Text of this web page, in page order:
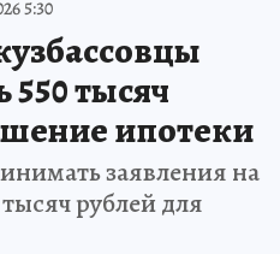
5:30
550 тысяч
ипотеки
заявления на
рублей для